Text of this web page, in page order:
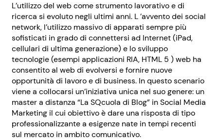
L’utilizzo del web come strumento lavorativo e di
ricerca si evoluto negli ultimi anni. L ’avvento dei social
network, l’utilizzo massivo di apparati sempre più
sofisticati in grado di connettersi ad Internet (iPad,
cellulari di ultima generazione) e lo sviluppo
tecnologie (esempi applicazioni RIA, HTML 5 ) web ha
consentito al web di evolversi e fornire nuove
opportunità di lavoro e di business. In questo scenario
viene a collocarsi un’iniziativa unica nel suo genere: un
master a distanza “La SQcuola di Blog” in Social Media
Marketing il cui obiettivo è dare una risposta di tipo
professionalizzante a esigenze nate in tempi recenti
sul mercato in ambito comunicativo.